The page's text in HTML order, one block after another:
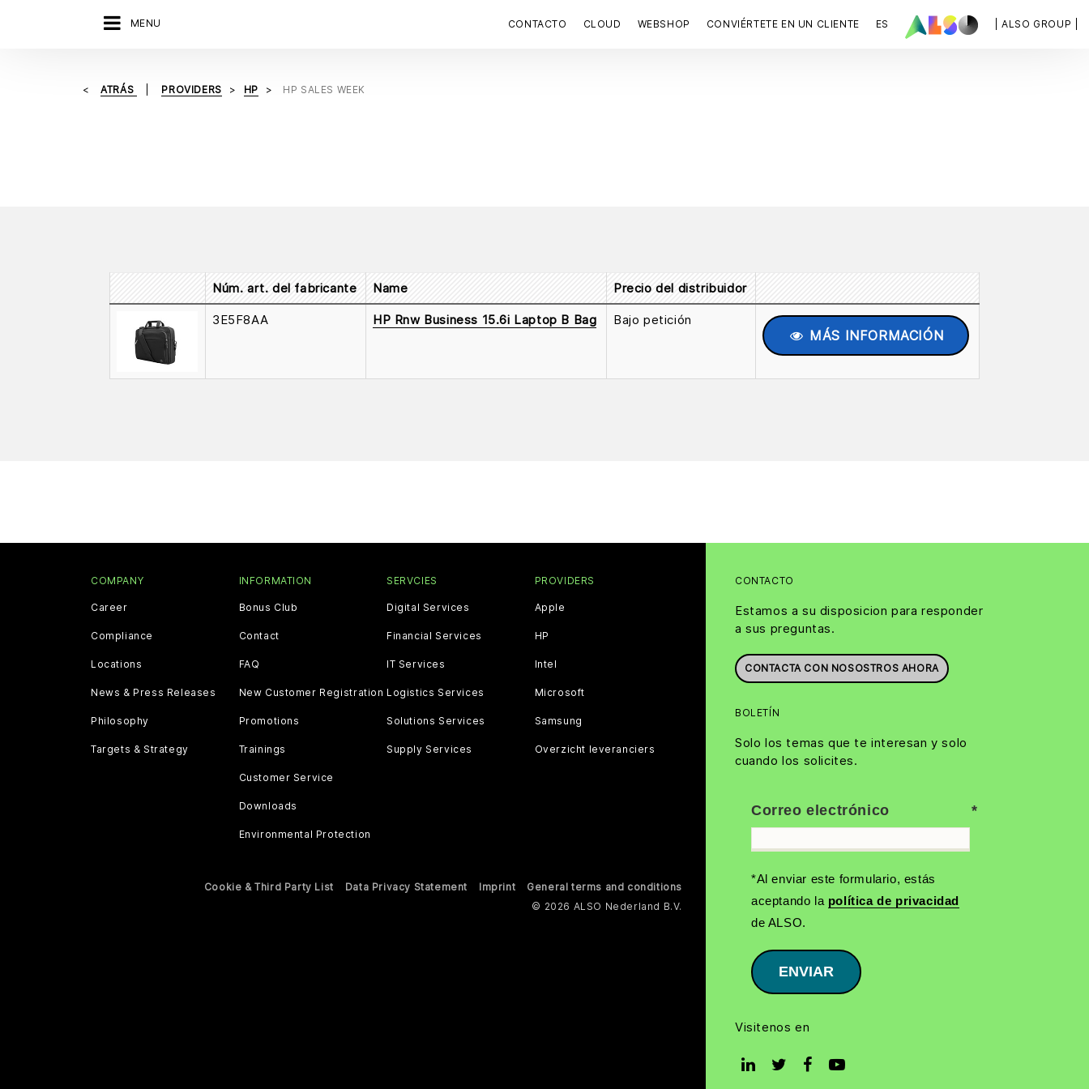
MENU | ALSO GROUP |
CONTACTO CLOUD WEBSHOP CONVIÉRTETE EN UN CLIENTE ES
ATRÁS PROVIDERS HP HP SALES WEEK
Núm. art. del fabricante Name Precio del distribuidor
3E5F8AA HP Rnw Business 15.6i Laptop B Bag Bajo petición
MÁS INFORMACIÓN
CONTACTO
Estamos a su disposicion para responder
a sus preguntas.
CONTACTA CON NOSOSTROS AHORA
BOLETÍN
Solo los temas que te interesan y solo
cuando los solicites.
Correo electrónico
*Al enviar este formulario, estás
aceptando la política de privacidad
de ALSO.
ENVIAR
Visitenos en
COMPANY
Career
Compliance
Locations
News & Press Releases
Philosophy
Targets & Strategy
INFORMATION
Bonus Club
Contact
FAQ
New Customer Registration
Promotions
Trainings
Customer Service
Downloads
Environmental Protection
SERVCIES
Digital Services
Financial Services
IT Services
Logistics Services
Solutions Services
Supply Services
PROVIDERS
Apple
HP
Intel
Microsoft
Samsung
Overzicht leveranciers
Cookie & Third Party List Data Privacy Statement Imprint
General terms and conditions
© 2026 ALSO Nederland B.V.